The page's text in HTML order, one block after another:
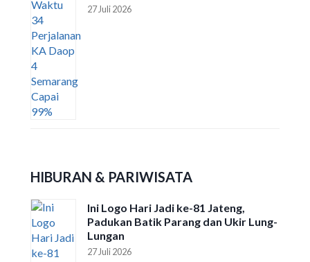
27 Juli 2026
HIBURAN & PARIWISATA
Ini Logo Hari Jadi ke-81 Jateng,
Padukan Batik Parang dan Ukir Lung-
Lungan
27 Juli 2026